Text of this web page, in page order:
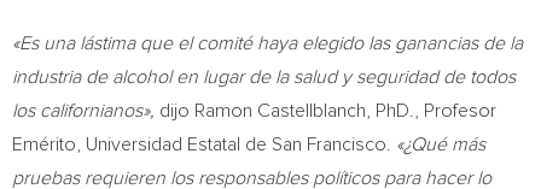
«Es una lástima que el comité haya elegido las ganancias de la
industria de alcohol en lugar de la salud y seguridad de todos
los californianos», dijo Ramon Castellblanch, PhD., Profesor
Emérito, Universidad Estatal de San Francisco
«¿Qué más
pruebas requieren los responsables políticos para hacer lo